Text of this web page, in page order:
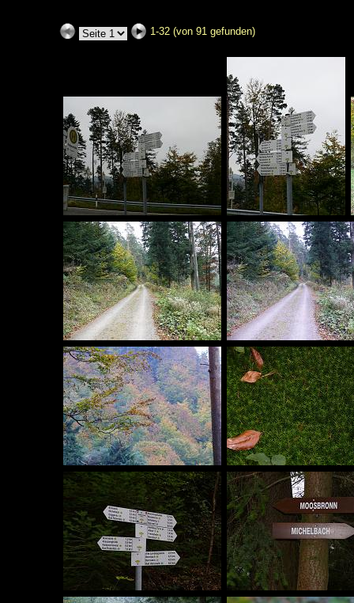
1-32 (von 91 gefunden)